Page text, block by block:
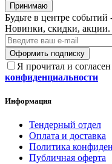
Принимаю
Будьте в центре
Новинки, скидки, акции.
Оформить подписку
Я прочитал и
конфиденциальности
Информация
Тендерный отдел
Оплата и доставка
Политика
Публичная оферта